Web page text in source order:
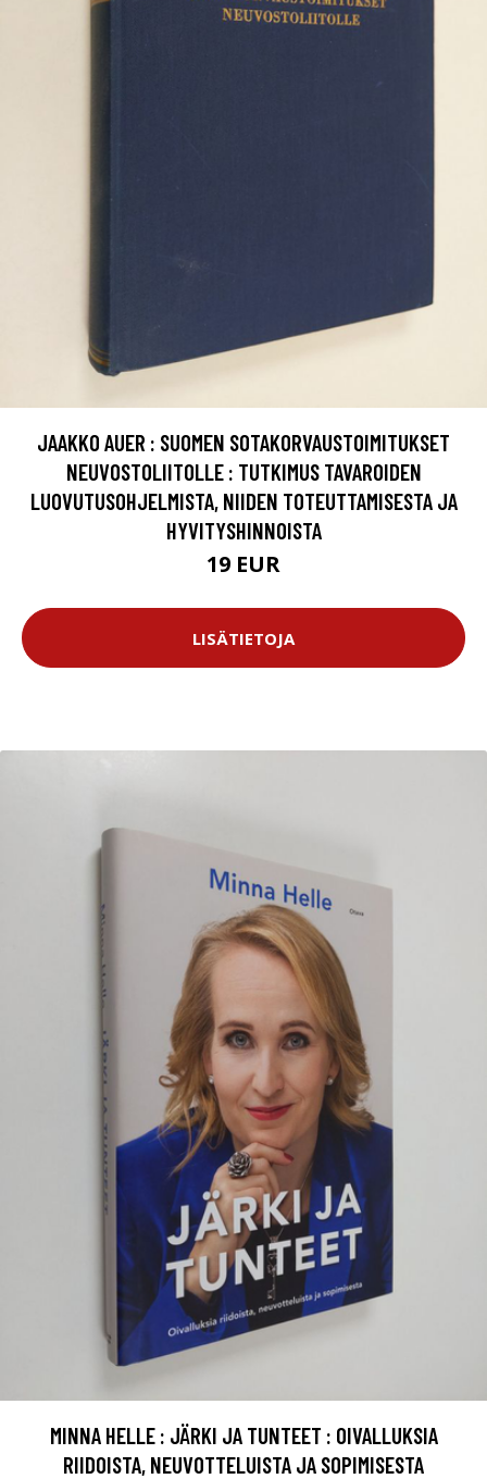
JAAKKO AUER : SUOMEN SOTAKORVAUSTOIMITUKSET
NEUVOSTOLIITOLLE : TUTKIMUS TAVAROIDEN
LUOVUTUSOHJELMISTA, NIIDEN TOTEUTTAMISESTA JA
HYVITYSHINNOISTA
19 EUR
LISÄTIETOJA
MINNA HELLE : JÄRKI JA TUNTEET : OIVALLUKSIA
RIIDOISTA, NEUVOTTELUISTA JA SOPIMISESTA